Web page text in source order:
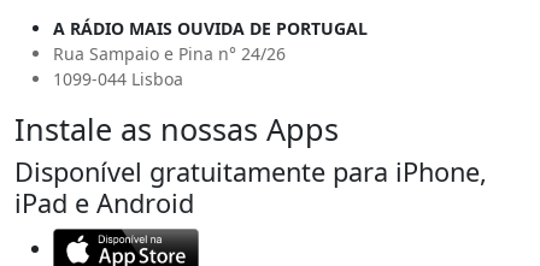
A RÁDIO MAIS OUVIDA DE PORTUGAL
Rua Sampaio e Pina n° 24/26
1099-044 Lisboa
Instale as nossas Apps
Disponível gratuitamente para iPhone,
iPad e Android